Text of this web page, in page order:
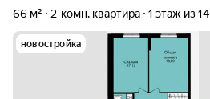
66 м²
2-комн. квартира 1 этаж из 14
новостройка